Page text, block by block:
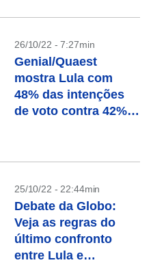
26/10/22 - 7:27min
Genial/Quaest
mostra Lula com
48% das intenções
de voto contra 42%
25/10/22 - 22:44min
Debate da Globo:
Veja as regras do
último confronto
entre Lula e